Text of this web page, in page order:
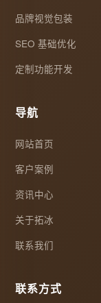
品牌视觉包装
SEO 基础优化
定制功能开发
导航
网站首页
客户案例
资讯中心
关于拓冰
联系我们
联系方式